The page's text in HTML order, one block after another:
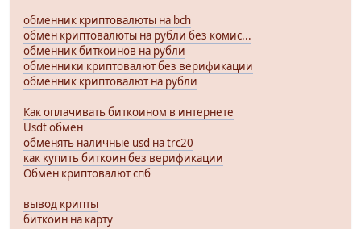
обменник криптовалюты на bch
обмен криптовалюты на рубли без комис...
обменник биткоинов на рубли
обменники криптовалют без верификации
обменник криптовалют на рубли
Как оплачивать биткоином в интернете
Usdt обмен
обменять наличные usd на trc20
как купить биткоин без верификации
Обмен криптовалют спб
вывод крипты
биткоин на карту